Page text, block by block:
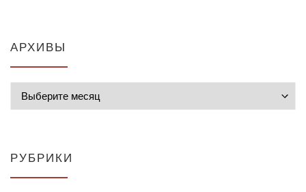
АРХИВЫ
РУБРИКИ